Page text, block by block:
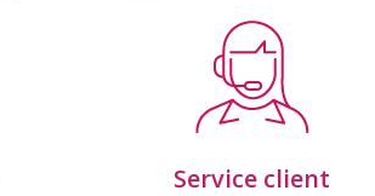
Service client